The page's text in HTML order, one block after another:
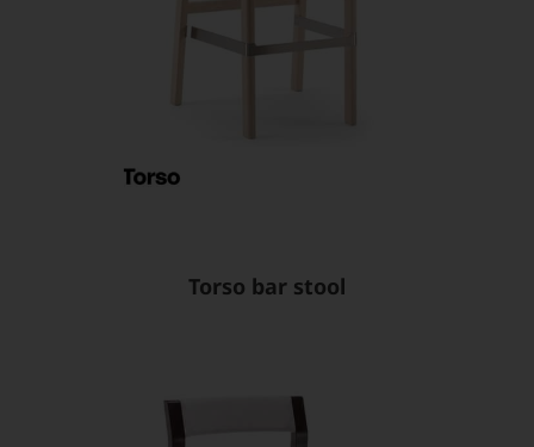
Torso bar stool